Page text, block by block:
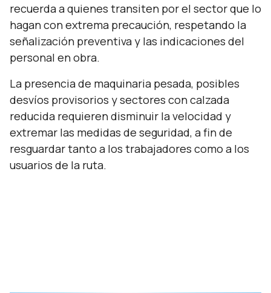
recuerda a quienes transiten por el sector que lo
hagan con extrema precaución, respetando la
señalización preventiva y las indicaciones del
personal en obra.
La presencia de maquinaria pesada, posibles
desvíos provisorios y sectores con calzada
reducida requieren disminuir la velocidad y
extremar las medidas de seguridad, a fin de
resguardar tanto a los trabajadores como a los
usuarios de la ruta.